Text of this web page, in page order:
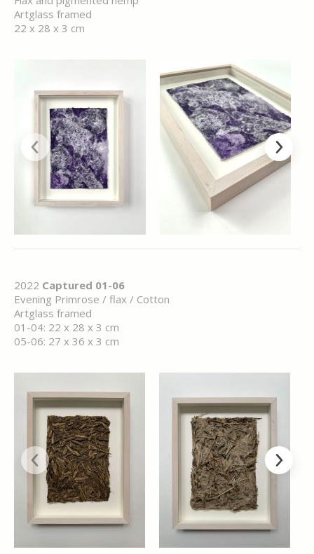
Artglass framed
22 x 28 x 3 cm
2022 Captured 01-06
Evening Primrose / flax / Cotton
Artglass framed
01-04: 22 x 28 x 3 cm
05-06: 27 x 36 x 3 cm